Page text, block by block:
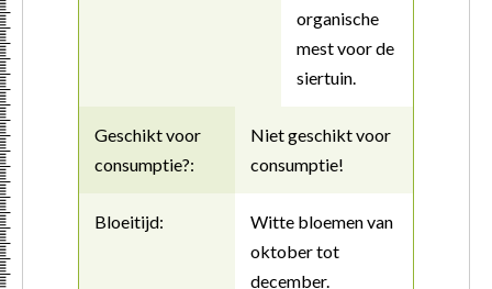
organische
mest voor de
siertuin.
Geschikt voor
consumptie?:
Niet geschikt voor
consumptie!
Bloeitijd:
Witte bloemen van
oktober tot
december.